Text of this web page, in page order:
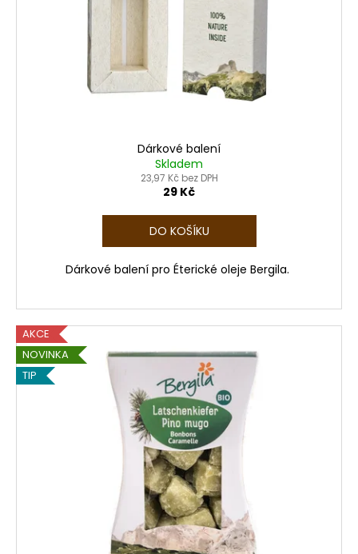
Dárkové balení
Skladem
23,97 Kč bez DPH
29 Kč
DO KOŠÍKU
Dárkové balení pro Éterické oleje Bergila.
AKCE
NOVINKA
TIP